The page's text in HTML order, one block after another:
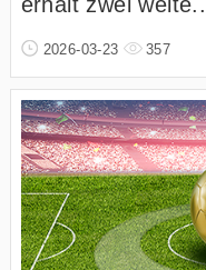
2026-03-23 357